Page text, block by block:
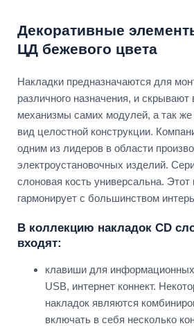
Декоративные
ЦД бежевого цвета
Накладки предназначаются для
различного назначения, и скрывают
механизмы самих модулей, а так
вид целостной конструкции.
одним из лидеров в области
электроустановочных изделий.
слоновая кость универсальна. Этот
гармонирует с большинством
В коллекцию накладок CD
входят:
клавиши для информационных
USB, интернет коннект.
накладок являются
включать в себя несколько